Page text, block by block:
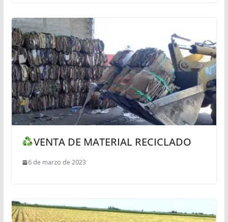
VENTA DE MATERIAL RECICLADO
6 de marzo de 2023